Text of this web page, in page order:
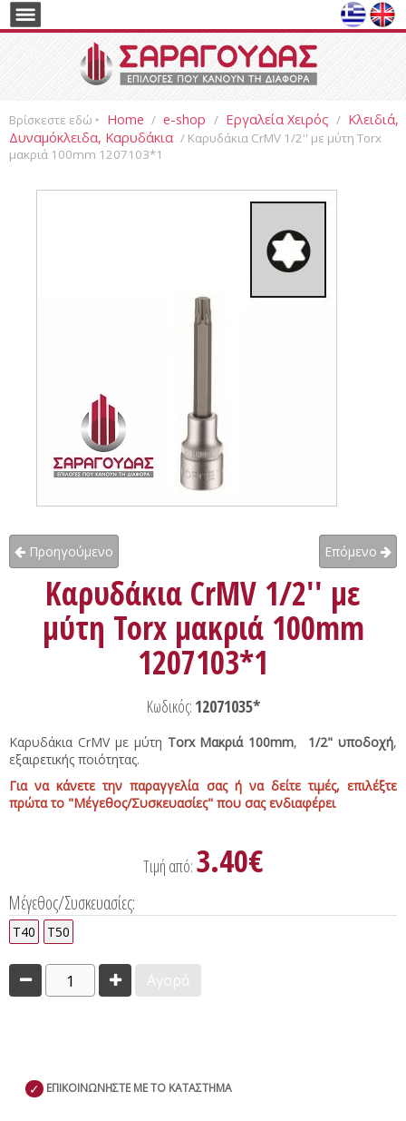
Βρίσκεστε εδώ ‣ Home / e-shop / Εργαλεία Χειρός / Κλειδιά,
Δυναμόκλειδα, Καρυδάκια / Καρυδάκια CrMV 1/2'' με μύτη Torx
μακριά 100mm 1207103*1
Προηγούμενο Επόμενο
Καρυδάκια CrMV 1/2'' με
μύτη Torx μακριά 100mm
1207103*1
Κωδικός: 12071035*
Καρυδάκια CrMV με μύτη Torx Μακριά 100mm, 1/2" υποδοχή,
εξαιρετικής ποιότητας.
Για να κάνετε την παραγγελία σας ή να δείτε τιμές, επιλέξτε
πρώτα το "Μέγεθος/Συσκευασίες" που σας ενδιαφέρει
Τιμή από: 3.40€
Μέγεθος/Συσκευασίες:
T40 T50
1 Αγορά
✓ ΕΠΙΚΟΙΝΩΝΗΣΤΕ ΜΕ ΤΟ ΚΑΤΑΣΤΗΜΑ